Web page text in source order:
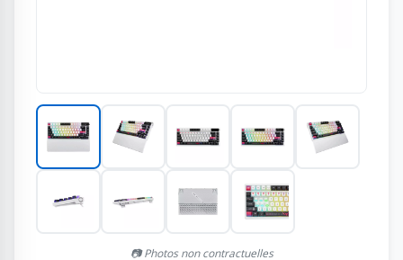
📷 Photos non contractuelles